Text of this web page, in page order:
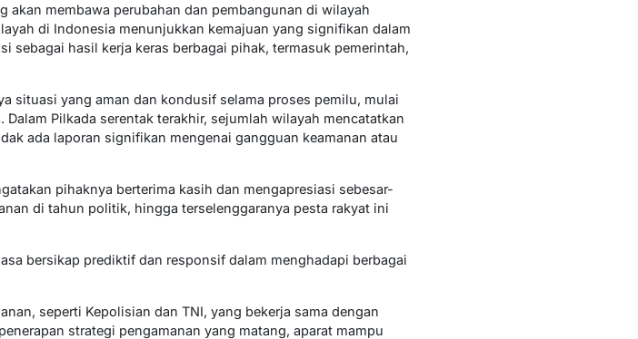
membawa perubahan dan pembangunan di wilayah
di Indonesia menunjukkan kemajuan yang signifikan dalam
sebagai hasil kerja keras berbagai pihak, termasuk pemerintah,
situasi yang aman dan kondusif selama proses pemilu, mulai
Pilkada serentak terakhir, sejumlah wilayah mencatatkan
ada laporan signifikan mengenai gangguan keamanan atau
pihaknya berterima kasih dan mengapresiasi sebesar-
di tahun politik, hingga terselenggaranya pesta rakyat ini
bersikap prediktif dan responsif dalam menghadapi berbagai
seperti Kepolisian dan TNI, yang bekerja sama dengan
strategi pengamanan yang matang, aparat mampu